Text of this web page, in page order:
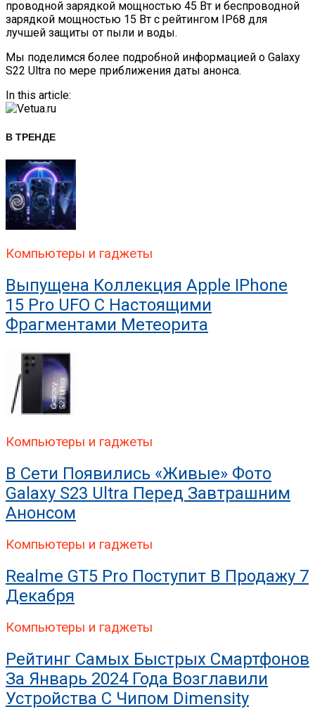
проводной зарядкой мощностью 45 Вт и беспроводной
зарядкой мощностью 15 Вт с рейтингом IP68 для
лучшей защиты от пыли и воды.
Мы поделимся более подробной информацией о Galaxy
S22 Ultra по мере приближения даты анонса.
In this article:
В ТРЕНДЕ
Компьютеры и гаджеты
Выпущена Коллекция Apple IPhone
15 Pro UFO С Настоящими
Фрагментами Метеорита
Компьютеры и гаджеты
В Сети Появились «живые» Фото
Galaxy S23 Ultra Перед Завтрашним
Анонсом
Компьютеры и гаджеты
Realme GT5 Pro Поступит В Продажу 7
Декабря
Компьютеры и гаджеты
Рейтинг Самых Быстрых Смартфонов
За Январь 2024 Года Возглавили
Устройства С Чипом Dimensity